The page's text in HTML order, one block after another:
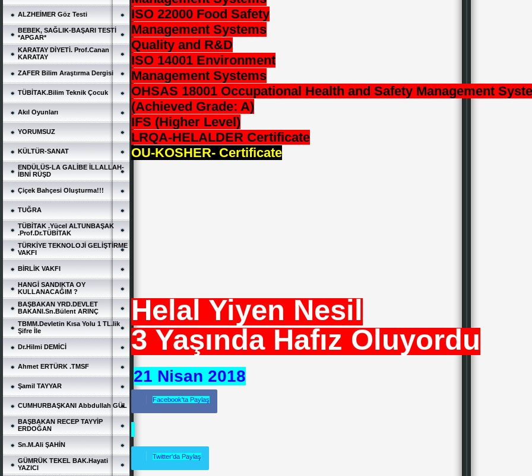
ALZHEİMER Göz Testi
BEBEK, SAĞLIK-BAŞARI TESTİ
*APGAR*
KARATAY DİYETİ. Prof.Canan
KARATAY
ZAFER Bilim Araştırma Dergisi
TÜBİTAK.Bilim Teknik Çocuk
Akıl Oyunları
YORUMSUZ
KÜLTÜR-SANAT
ENDÜLÜS-LA GALİBE İLLALLAH-
İBNİ RÜŞD
Çiçek Bahçesi Oluşturma!!!
TUĞRA
TÜBİTAK .Yücel ALTUNBAŞAK
.Prof.Dr.TÜBİTAK
TÜRKİYE TEKNOLOJİ GELİŞTİRME
VAKFI
BİRLİK VAKFI
HANGİ SANDIKTA OY
KULLANACAĞIM ?
BAŞBAKAN YRD.DEVLET
BAKANI.Sn.Bülent ARINÇ
TBMM.Devletin Kısa Yolu 1 TL.lik
Şifre İle
Dr.Hilmi DEMİCİ
Ahmet ERTÜRK .TMSF
Şamil TAYYAR
CUMHURBAŞKANI Abbdullah GÜL
BAŞBAKAN RECEP TAYYİP
ERDOĞAN
Sn.M.Ali ŞAHİN
GÜMRÜK TEKEL BAK.Hayati
YAZICI
ISO 22000 Food Safety
Management Systems
Quality and R&D
ISO 14001 Environment
Management Systems
OHSAS 18001 Occupational Health and Safety Management
(Achieved Grade: A)
IFS (Higher Level)
LRQA-HELALDER Certificate
OU-KOSHER- Certificate
Helal Yiyen Nesil
3 Yaşında Hafız Oluyordu
21 Nisan 2018
Facebook'ta Paylaş
Twitter'da Paylaş